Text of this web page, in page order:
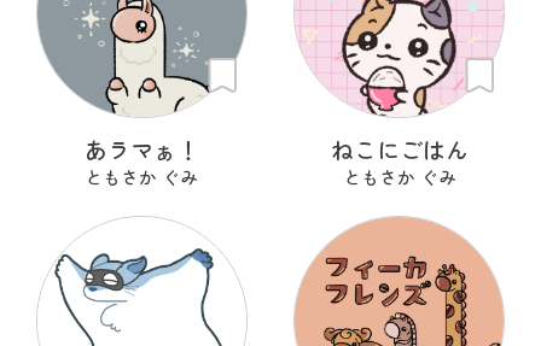
あラマぁ！
ともさか ぐみ
ねこにごはん
ともさか ぐみ